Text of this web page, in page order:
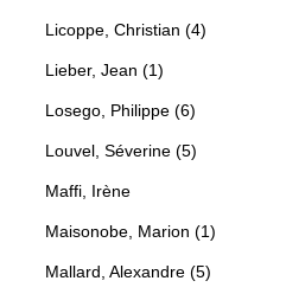
Licoppe, Christian (4)
Lieber, Jean (1)
Losego, Philippe (6)
Louvel, Séverine (5)
Maffi, Irène
Maisonobe, Marion (1)
Mallard, Alexandre (5)